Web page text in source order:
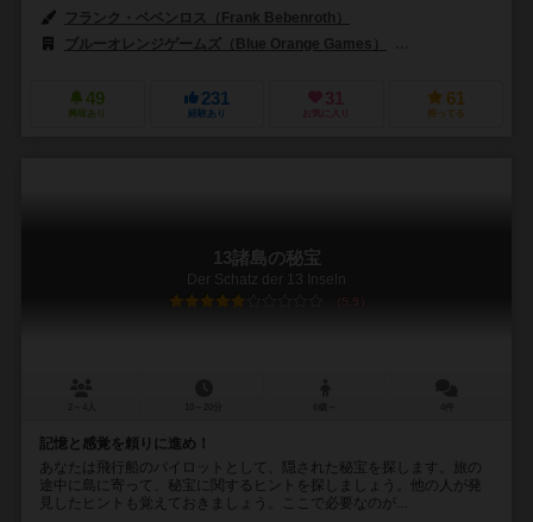
フランク・ベベンロス（Frank Bebenroth）
ブルーオレンジゲームズ（Blue Orange Games）
49
興味あり
231
経験あり
31
お気に入り
61
持ってる
13諸島の秘宝
Der Schatz der 13 Inseln
5.9
記憶と感覚を頼りに進め！
あなたは飛行船のパイロットとして、隠された秘宝を探します。旅の
途中に島に寄って、秘宝に関するヒントを探しましょう。他の人が発
見したヒントも覚えておきましょう。ここで必要なのが...